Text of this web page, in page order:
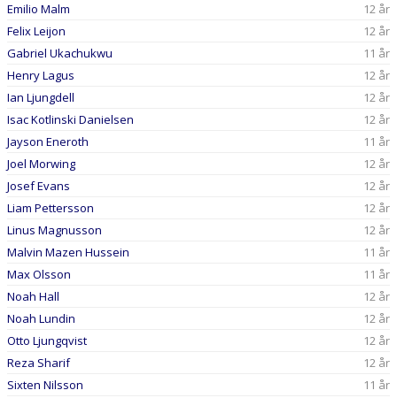
Emilio Malm
12 år
Felix Leijon
12 år
Gabriel Ukachukwu
11 år
Henry Lagus
12 år
Ian Ljungdell
12 år
Isac Kotlinski Danielsen
12 år
Jayson Eneroth
11 år
Joel Morwing
12 år
Josef Evans
12 år
Liam Pettersson
12 år
Linus Magnusson
12 år
Malvin Mazen Hussein
11 år
Max Olsson
11 år
Noah Hall
12 år
Noah Lundin
12 år
Otto Ljungqvist
12 år
Reza Sharif
12 år
Sixten Nilsson
11 år